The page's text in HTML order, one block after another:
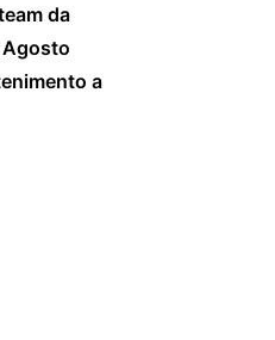
da
Agosto
a